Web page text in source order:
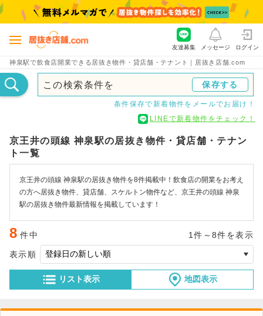
神泉駅で飲食店開業できる居抜き物件・貸店舗・テナント｜居抜き店舗.com
友達募集 メッセージ ログイン
この検索条件を 保存する
条件保存で新着物件をメールでお届け！
LINEで新着物件をチェック！
京王井の頭線 神泉駅の居抜き物件・貸店舗・テナン
ト一覧
京王井の頭線 神泉駅の居抜き物件を8件掲載中！飲食店の開業をお考え
の方へ居抜き物件、貸店舗、スケルトン物件など、京王井の頭線 神泉
駅の居抜き物件最新情報を掲載しています！
8 件中 1件～8件を表示
リスト表示 地図表示
表示順